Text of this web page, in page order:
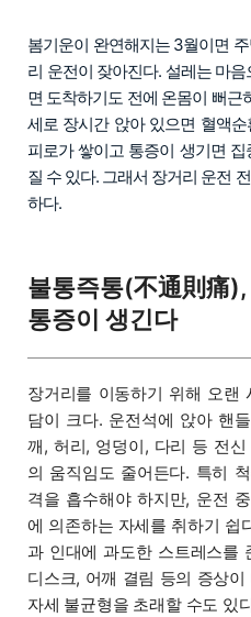
봄기운이 완연해지는 3월이면
리 운전이 잦아진다. 설레는 마
면 도착하기도 전에 온몸이 뻐근
세로 장시간 앉아 있으면 혈액
피로가 쌓이고 통증이 생기면
질 수 있다. 그래서 장거리 운전
하다.
불통즉통(不通則痛
통증이 생긴다
장거리를 이동하기 위해 오랜
담이 크다. 운전석에 앉아 핸
깨, 허리, 엉덩이, 다리 등 전
의 움직임도 줄어든다. 특히
격을 흡수해야 하지만, 운전
에 의존하는 자세를 취하기 쉽
과 인대에 과도한 스트레스를
디스크, 어깨 결림 등의 증상
자세 불균형을 초래할 수도 있